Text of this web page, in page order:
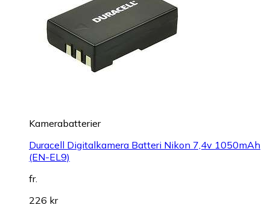
Kamerabatterier
Duracell Digitalkamera Batteri Nikon 7,4v 1050mAh
(EN-EL9)
fr.
226 kr